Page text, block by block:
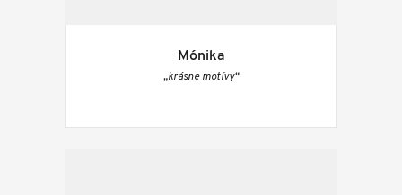
Mónika
„krásne motívy“